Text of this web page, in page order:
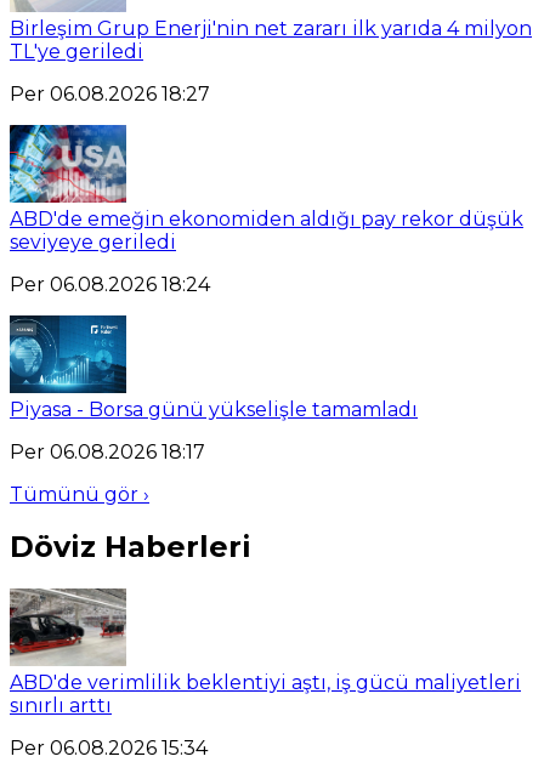
Birleşim Grup Enerji'nin net zararı ilk yarıda 4 milyon
TL'ye geriledi
Per 06.08.2026 18:27
ABD'de emeğin ekonomiden aldığı pay rekor düşük
seviyeye geriledi
Per 06.08.2026 18:24
Piyasa - Borsa günü yükselişle tamamladı
Per 06.08.2026 18:17
Tümünü gör ›
Döviz Haberleri
ABD'de verimlilik beklentiyi aştı, iş gücü maliyetleri
sınırlı arttı
Per 06.08.2026 15:34